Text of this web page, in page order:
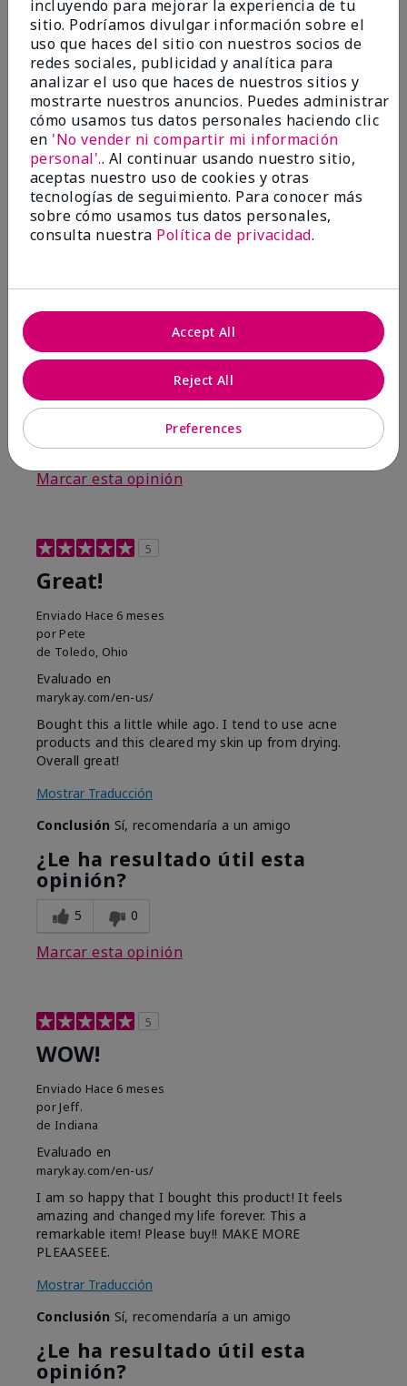
Satisfied
EnviadoHace 3 meses
porKeyrone
de LaBelle, FL
Evaluado en
marykay.com/en-us/
Since using MK products, my skin hasn't been as oily.
I've received compliments that my complexion has
improved, and most of all, my skin doesn't feel dry or
irritated after use. Moisturizers are usually hard to
Tyre, for introducing me to these products!
ConclusiónSí, recomendaría a un amigo
¿Le ha resultado útil esta
opinión?
Marcar esta opinión
5
Great!
Enviado Hace 6 meses
por Pete
de Toledo, Ohio
Evaluado en
marykay.com/en-us/
Bought this a little while ago. I tend to use acne
products and this cleared my skin up from drying.
Overall great!
Mostrar Traducción
Conclusión Sí, recomendaría a un amigo
¿Le ha resultado útil esta
opinión?
5 0
Marcar esta opinión
5
WOW!
Enviado Hace 6 meses
por Jeff.
de Indiana
Evaluado en
marykay.com/en-us/
I am so happy that I bought this product! It feels
amazing and changed my life forever. This a
remarkable item! Please buy!! MAKE MORE
PLEAASEEE.
Mostrar Traducción
Conclusión Sí, recomendaría a un amigo
¿Le ha resultado útil esta
opinión?
incluyendo para mejorar la experiencia de tu
sitio. Podríamos divulgar información sobre el
uso que haces del sitio con nuestros socios de
redes sociales, publicidad y analítica para
analizar el uso que haces de nuestros sitios y
mostrarte nuestros anuncios. Puedes administrar
cómo usamos tus datos personales haciendo clic
en 'No vender ni compartir mi información
personal'.. Al continuar usando nuestro sitio,
aceptas nuestro uso de cookies y otras
tecnologías de seguimiento. Para conocer más
sobre cómo usamos tus datos personales,
consulta nuestra Política de privacidad.
Preferences
Reject All
Accept All